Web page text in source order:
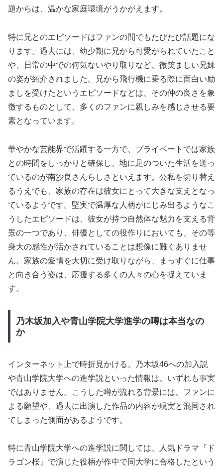
題からは、温かな家庭環境がうかがえます。
特に兄とのエピソードはファンの間でもたびたび話題にな
ります。過去には、幼少期に兄から可愛がられていたこと
や、日常の中での何気ないやり取りなど、微笑ましい兄妹
の姿が紹介されました。兄から飛行機に乗る際に面白い励
ましを受けたというエピソードなどは、その仲の良さを象
徴するものとして、多くのファンに親しみを感じさせる要
素となっています。
華やかな芸能界で活躍する一方で、プライベートでは家族
との時間をしっかりと確保し、地に足のついた生活を送っ
ているのが南沙良さんらしさといえます。公私を切り替え
るうえでも、家族の存在は彼女にとって大きな支えとなっ
ているようです。堅実で温厚な人柄がにじみ出るようなこ
うしたエピソードは、彼女が持つ自然体な魅力を支える背
景の一つであり、俳優としての役作りにおいても、その等
身大の感性が活かされていることは想像に難くありませ
ん。家族の愛情を大切に受け取りながら、まっすぐに仕事
と向き合う姿は、応援する多くの人々の心を捉えていま
す。
乃木坂加入や青山学院大学進学の噂は本当なの
か
インターネット上で時折見かける、乃木坂46への加入説
や青山学院大学への進学説といった情報は、いずれも事実
ではありません。こうした噂が流れる背景には、ファンに
よる願望や、過去に出演した作品の内容が現実と混同され
てしまった側面があるようです。
特に青山学院大学への進学説に関しては、人気ドラマ『ド
ラゴン桜』で演じた役柄が作中で同大学に合格したという